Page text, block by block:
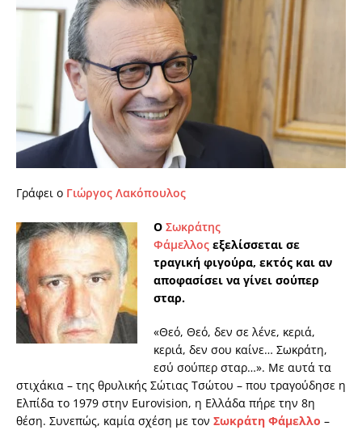
Γράφει ο Γιώργος Λακόπουλος
Ο Σωκράτης
Φάμελλος εξελίσσεται σε
τραγική φιγούρα, εκτός και αν
αποφασίσει να γίνει σούπερ
σταρ.
«Θεό, Θεό, δεν σε λένε, κεριά,
κεριά, δεν σου καίνε… Σωκράτη,
εσύ σούπερ σταρ…». Με αυτά τα
στιχάκια – της θρυλικής Σώτιας Τσώτου – που τραγούδησε η
Ελπίδα το 1979 στην Eurovision, η Ελλάδα πήρε την 8η
θέση. Συνεπώς, καμία σχέση με τον Σωκράτη Φάμελλο –